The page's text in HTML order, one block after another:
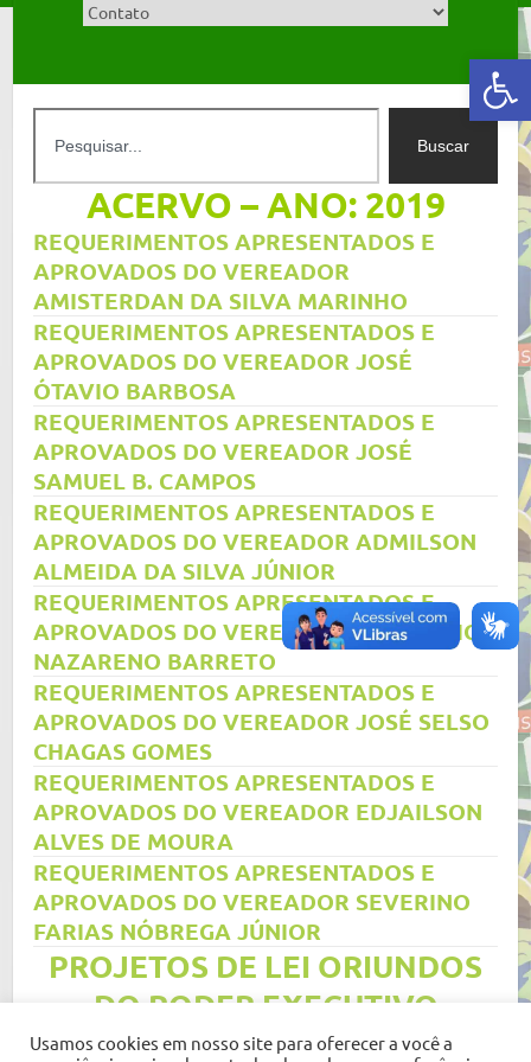
Abrir a barra de ferramentas
Buscar
ACERVO – ANO: 2019
REQUERIMENTOS APRESENTADOS E
APROVADOS DO VEREADOR
AMISTERDAN DA SILVA MARINHO
REQUERIMENTOS APRESENTADOS E
APROVADOS DO VEREADOR JOSÉ
ÓTAVIO BARBOSA
REQUERIMENTOS APRESENTADOS E
APROVADOS DO VEREADOR JOSÉ
SAMUEL B. CAMPOS
REQUERIMENTOS APRESENTADOS E
APROVADOS DO VEREADOR ADMILSON
ALMEIDA DA SILVA JÚNIOR
REQUERIMENTOS APRESENTADOS E
APROVADOS DO VEREADOR CLEOCÉLIO
NAZARENO BARRETO
REQUERIMENTOS APRESENTADOS E
APROVADOS DO VEREADOR JOSÉ SELSO
CHAGAS GOMES
REQUERIMENTOS APRESENTADOS E
APROVADOS DO VEREADOR EDJAILSON
ALVES DE MOURA
REQUERIMENTOS APRESENTADOS E
APROVADOS DO VEREADOR SEVERINO
FARIAS NÓBREGA JÚNIOR
PROJETOS DE LEI ORIUNDOS
DO PODER EXECUTIVO
Usamos cookies em nosso site para oferecer a você a